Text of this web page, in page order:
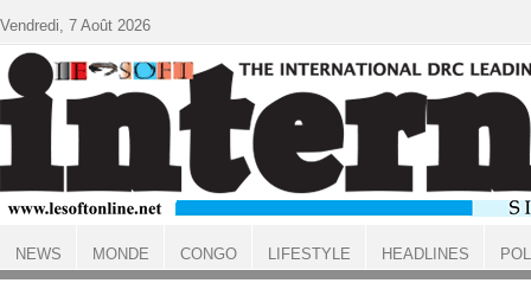
ACCUEIL
Vendredi, 7 Août 2026
NEWS MONDE CONGO LIFESTYLE HEADLINES